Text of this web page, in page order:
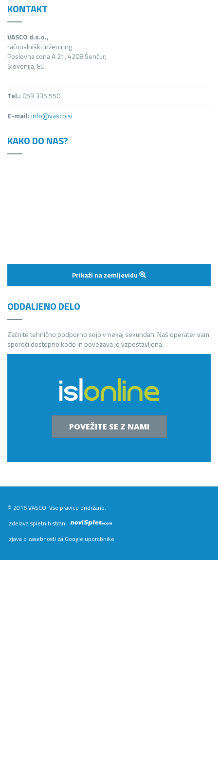
KONTAKT
VASCO d.o.o.,
računalniški inženiring
Poslovna cona A 21, 4208 Šenčur,
Slovenija, EU
Tel.: 059 335 550
E-mail:info@vasco.si
KAKO DO NAS?
Prikaži na zemljevidu
ODDALJENO DELO
Začnite tehnično podporno sejo v nekaj sekundah. Naš operater vam
sporoči dostopno kodo in povezava je vzpostavljena.
POVEŽITE SE Z NAMI
© 2016 VASCO. Vse pravice pridržane.
Izdelava spletnih strani
Izjava o zasebnosti za Google uporabnike